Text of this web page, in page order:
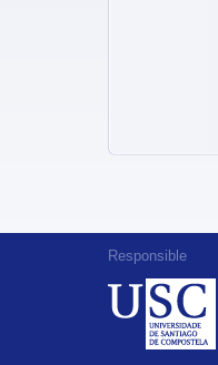
Responsible